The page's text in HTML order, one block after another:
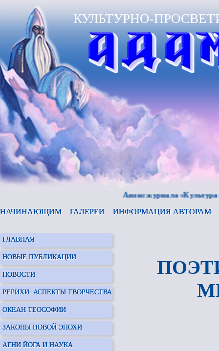
КУЛЬТУРНО-
Анонс журнала «Культура и
НАЧИНАЮЩИМ ГАЛЕРЕИ ИНФОРМАЦИЯ АВТОРАМ
ГЛАВНАЯ
НОВЫЕ ПУБЛИКАЦИИ
НОВОСТИ
РЕРИХИ: АСПЕКТЫ ТВОРЧЕСТВА
ОКЕАН ТЕОСОФИИ
ЗАКОНЫ НОВОЙ ЭПОХИ
АГНИ ЙОГА И НАУКА